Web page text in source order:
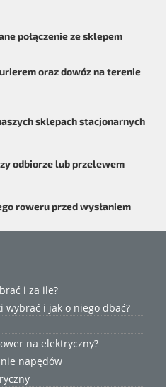
połączenie ze sklepem
oraz dowóz na terenie
sklepach stacjonarnych
odbiorzelub przelewem
roweru przed wysłaniem
i za ile?
wybrać i jak o niego dbać?
na elektryczny?
napędów